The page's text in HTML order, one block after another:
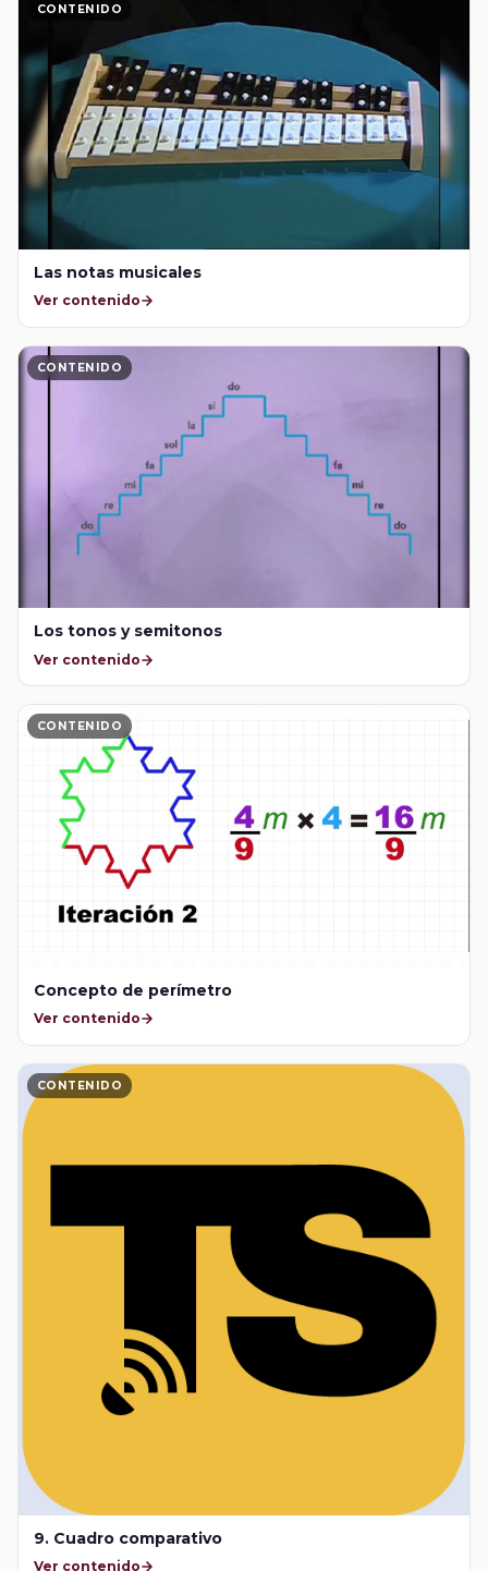
CONTENIDO
Las notas musicales
Ver contenido
CONTENIDO
Los tonos y semitonos
Ver contenido
CONTENIDO
Concepto de perímetro
Ver contenido
CONTENIDO
9. Cuadro comparativo
Ver contenido